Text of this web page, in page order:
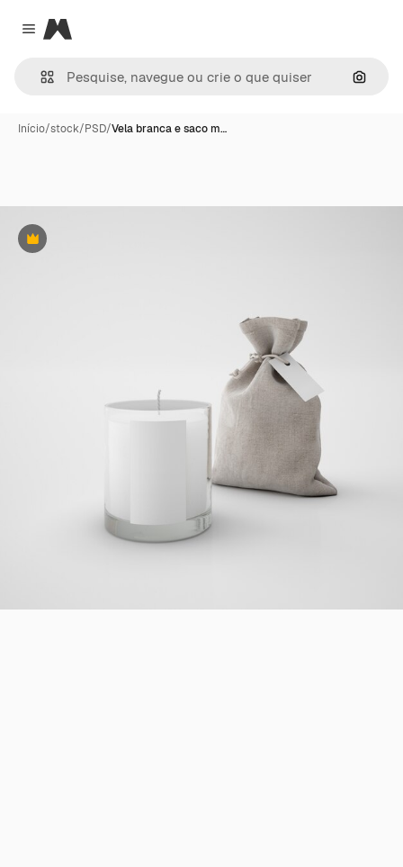
Close menu
Magnific
Início/stock/PSD/Vela branca e saco m…
Premium